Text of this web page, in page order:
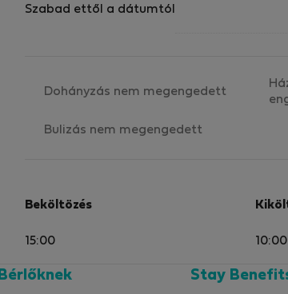
are safe and clean, meet
Szabad ettől a dátumtól
Dohányzás nem megengedett
Bulizás nem megengedett
Beköltözés
15:00 10:00
Stay